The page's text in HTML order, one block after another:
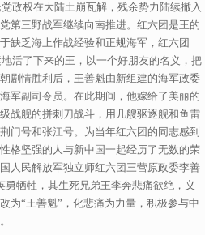
政权在大陆土崩瓦解，残余势力陆续撤入
第三野战军继续向南推进。红六团是王的
缺乏海上作战经验和正规海军，红六团
活了下来的王，以一个好朋友的名义，把
剧情胜利后，王善魁由新组建的海军政委
军副司令员。在此期间，他嫁给了美丽的
战舰的拼刺刀战斗，用几艘驱逐舰和鱼雷
门号和张江号。为当年红六团的同志感到
格坚强的人与新中国一起经历了无数的荣
人民解放军独立师红六团三营原政委李善
勇牺牲，其生死兄弟王李奔悲痛欲绝，义
为“王善魁”，化悲痛为力量，积极参与中